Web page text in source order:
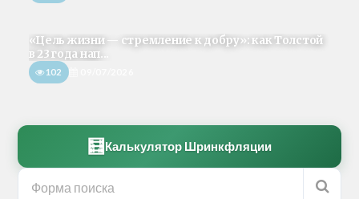
«Цель жизни — стремление к добру»: как Толстой
в 23 года нап...
102
🧮 Калькулятор Шринкфляции